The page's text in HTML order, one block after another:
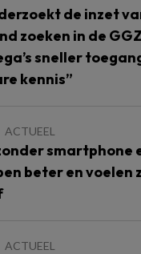
de inzet
zoeken in de
sneller
kennis”
ACTUEEL
smartphone
beter en voelen
ACTUEEL